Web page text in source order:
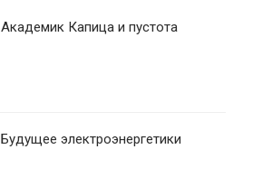
Академик Капица и пустота
Будущее электроэнергетики